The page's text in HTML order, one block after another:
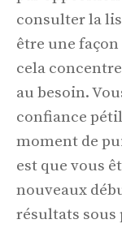
consulter la
être une
cela
au besoin.
confiance
moment de
est que vous
nouveaux
résultats sous